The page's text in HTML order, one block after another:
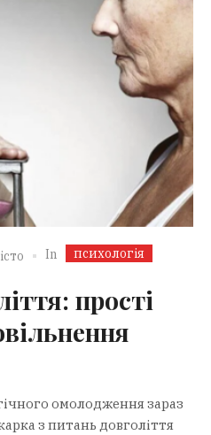
In психологія
прості
омолодження зараз
з питань довголіття